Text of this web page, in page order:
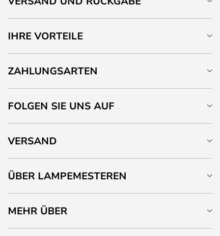
IHRE VORTEILE
ZAHLUNGSARTEN
FOLGEN SIE UNS AUF
VERSAND
ÜBER LAMPEMESTEREN
MEHR ÜBER